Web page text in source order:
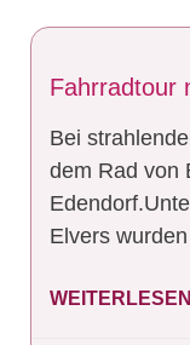
Fahrradtour
Bei
dem Rad von
Elvers